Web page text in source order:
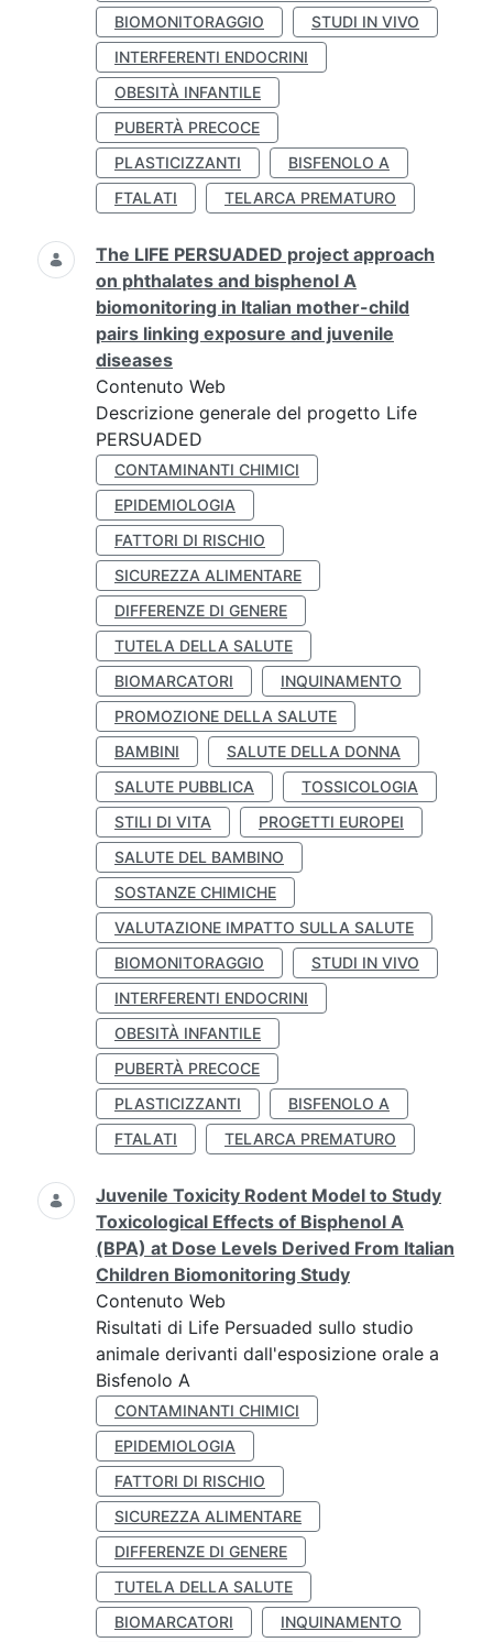
BIOMONITORAGGIO
STUDI IN VIVO
INTERFERENTI ENDOCRINI
OBESITÀ INFANTILE
PUBERTÀ PRECOCE
PLASTICIZZANTI
BISFENOLO A
FTALATI
TELARCA PREMATURO
The LIFE PERSUADED project approach
on phthalates and bisphenol A
biomonitoring in Italian mother-child
pairs linking exposure and juvenile
diseases
Contenuto Web
Descrizione generale del progetto Life
PERSUADED
CONTAMINANTI CHIMICI
EPIDEMIOLOGIA
FATTORI DI RISCHIO
SICUREZZA ALIMENTARE
DIFFERENZE DI GENERE
TUTELA DELLA SALUTE
BIOMARCATORI
INQUINAMENTO
PROMOZIONE DELLA SALUTE
BAMBINI
SALUTE DELLA DONNA
SALUTE PUBBLICA
TOSSICOLOGIA
STILI DI VITA
PROGETTI EUROPEI
SALUTE DEL BAMBINO
SOSTANZE CHIMICHE
VALUTAZIONE IMPATTO SULLA SALUTE
BIOMONITORAGGIO
STUDI IN VIVO
INTERFERENTI ENDOCRINI
OBESITÀ INFANTILE
PUBERTÀ PRECOCE
PLASTICIZZANTI
BISFENOLO A
FTALATI
TELARCA PREMATURO
Juvenile Toxicity Rodent Model to Study
Toxicological Effects of Bisphenol A
(BPA) at Dose Levels Derived From Italian
Children Biomonitoring Study
Contenuto Web
Risultati di Life Persuaded sullo studio
animale derivanti dall'esposizione orale a
Bisfenolo A
CONTAMINANTI CHIMICI
EPIDEMIOLOGIA
FATTORI DI RISCHIO
SICUREZZA ALIMENTARE
DIFFERENZE DI GENERE
TUTELA DELLA SALUTE
BIOMARCATORI
INQUINAMENTO